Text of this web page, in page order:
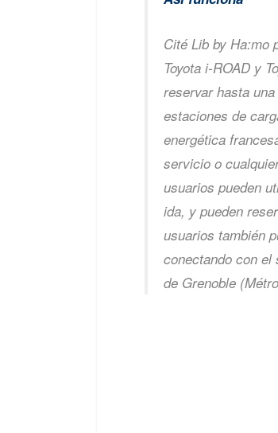
Cité Lib by Ha:mo
Toyota i-ROAD y
reservar hasta
estaciones de
energética
servicio o
usuarios pueden
ida, y pueden
usuarios también
conectando con
de Grenoble